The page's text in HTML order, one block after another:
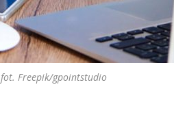
fot. Freepik/gpointstudio